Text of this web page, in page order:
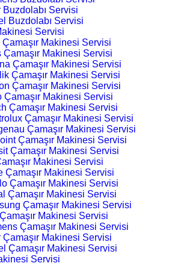
Buzdolabı Servisi
Buzdolabı Servisi
Servisi
Çamaşır Makinesi Servisi
Çamaşır Makinesi Servisi
Çamaşır Makinesi Servisi
Çamaşır Makinesi Servisi
Çamaşır Makinesi Servisi
Çamaşır Makinesi Servisi
Çamaşır Makinesi Servisi
Çamaşır Makinesi Servisi
Çamaşır Makinesi Servisi
Çamaşır Makinesi Servisi
Çamaşır Makinesi Servisi
Makinesi Servisi
Çamaşır Makinesi Servisi
Çamaşır Makinesi Servisi
Çamaşır Makinesi Servisi
Çamaşır Makinesi Servisi
Makinesi Servisi
Çamaşır Makinesi Servisi
Çamaşır Makinesi Servisi
Çamaşır Makinesi Servisi
Servisi